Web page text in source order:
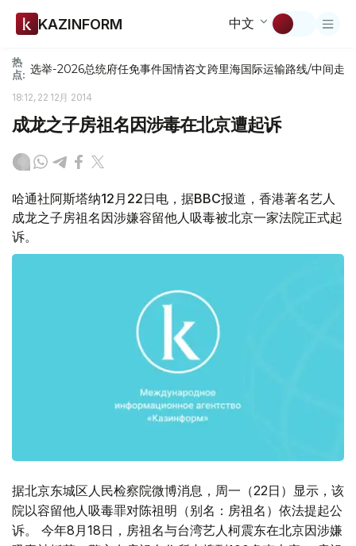
KAZINFORM 中文
热
点: 选举-2026总统府任免事件国情咨文跨里海国际运输路线/中间走廊
18:12, 22 12月 2014
成龙之子房祖名因涉毒在北京遭起诉
哈通社阿斯塔纳12月22日电，据BBC报道，香港著名艺人
成龙之子房祖名因涉嫌容留他人吸毒被北京一家法院正式起
诉。
据北京东城区人民检察院微博消息，周一（22日）显示，该
院以容留他人吸毒罪对陈祖明（别名：房祖名）依法提起公
诉。 今年8月18日，房祖名与台湾艺人柯震东在北京因涉嫌